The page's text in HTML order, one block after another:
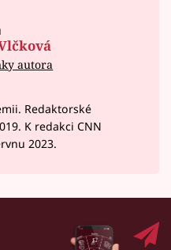
autora
Redaktorské
K redakci CNN
2023.